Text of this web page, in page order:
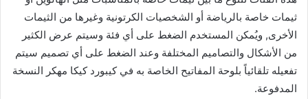
ثيمات خاصة بالرياضة أو الشخصيات الكرتونية وغيرها من الثيمات
الأخرى, ويُمكن المستخدم الضغط على أي فئة وسيتم عرض الكثير
من الأشكال والتصاميم المختلفة وعند الضغط على أي تصميم سيتم
تفعيله تلقائياً بلوحة المفاتيح الخاصة به في كيبورد كيكا مهكر النسخة
المدفوعة.